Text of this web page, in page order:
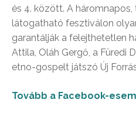
és 4. között. A
látogatható fesztiválon
garantálják a felejthetetlen
Attila, Oláh Gergő, a Füredi
etno-gospelt játszó Új
Tovább a Facebook-